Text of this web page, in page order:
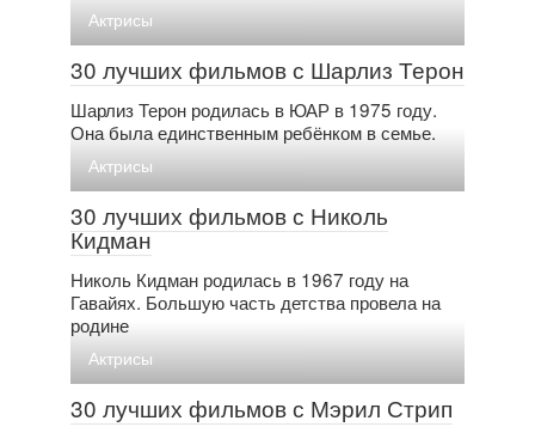
Актрисы
30 лучших фильмов с Шарлиз Терон
Шарлиз Терон родилась в ЮАР в 1975 году.
Она была единственным ребёнком в семье.
Актрисы
30 лучших фильмов с Николь
Кидман
Николь Кидман родилась в 1967 году на
Гавайях. Большую часть детства провела на
родине
Актрисы
30 лучших фильмов с Мэрил Стрип